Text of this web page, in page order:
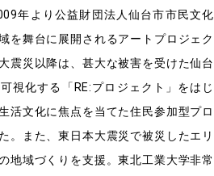
年より公益財団法人仙台市市民文化
を舞台に展開されるアートプロジェク
震災以降は、甚大な被害を受けた仙台
視化する「RE:プロジェクト」をはじ
活文化に焦点を当てた住民参加型プロ
。また、東日本大震災で被災したエリ
地域づくりを支援。東北工業大学非常